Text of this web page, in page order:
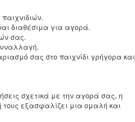
διαθέσιμα για αγορά.
σας.
σας στο παιχνίδι γρήγορα και
σχετικά με την αγορά σας, η
εξασφαλίζει μια ομαλή και